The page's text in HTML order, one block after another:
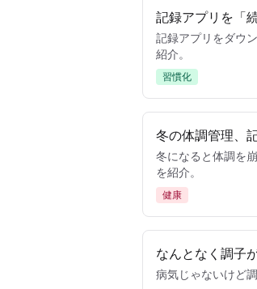
記録アプリを「
記録アプリをダウ
紹介。
習慣化
冬の体調管理、
冬になると体調を
を紹介。
健康
なんとなく調子
病気じゃないけど